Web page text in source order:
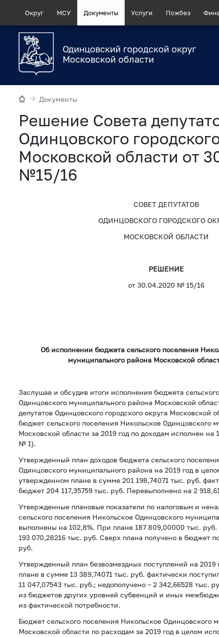
Округ МСУ Документы Услуги Пожбез
Одинцовский городской округ
Московской области
Документы
Рeшение Совета
Одинцовского
Московской области от
№15/16
СОВЕТ ДЕПУТАТОВ
ОДИНЦОВСКОГО ГОРОДСКОГО
МОСКОВСКОЙ ОБЛАСТИ
РЕШЕНИЕ
от 30.04.2020 № 15/16
Об исполнении бюджета сельского поселения
муниципального района Московской
Заслушав и обсудив итоги исполнения бюджета
Одинцовского муниципального района Московской
депутатов Одинцовского городского округа Московской
бюджет сельского поселения Никольское Одинцовского
Московской области за 2019 год по доходам исполнен
№ 1).
Утвержденный план доходов бюджета сельского
Одинцовского муниципального района на 2019 год в
утвержденном плане в сумме 201 198,74071 тыс. руб.
бюджет 204 117,35759 тыс. руб. Перевыполнено на 2
Утвержденные плановые показатели по налоговым и
сельского поселения Никольское Одинцовского
выполнены на 102,8%. При плане 187 809,00000 тыс. руб.
193 070,28216 тыс. руб. Сверх плана получено в бюджет
руб.
Утвержденный план безвозмездных поступлений на 2019
плане в сумме 13 389,74071 тыс. руб. фактически
11 047,07543 тыс. руб.; недополучено – 2 342,66528 тыс.
из бюджетов других уровней субвенций и иных
из фактической потребности.
Бюджет сельского поселения Никольское Одинцовского
Московской области по расходам за 2019 год в целом